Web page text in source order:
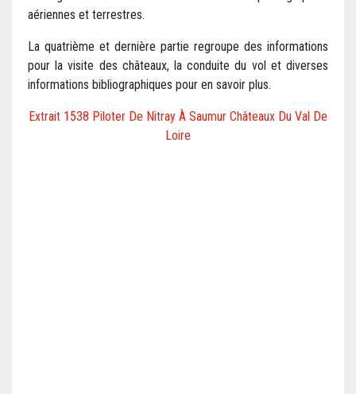
aériennes et terrestres.
La quatrième et dernière partie regroupe des informations
pour la visite des châteaux, la conduite du vol et diverses
informations bibliographiques pour en savoir plus.
Extrait 1538 Piloter De Nitray À Saumur Châteaux Du Val De
Loire